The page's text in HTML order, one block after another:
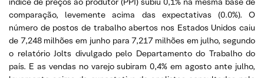
comparação, levemente acima das expectativas (0.0%). O
número de postos de trabalho abertos nos Estados Unidos caiu
de 7,248 milhões em junho para 7,217 milhões em julho, segundo
o relatório Jolts divulgado pelo Departamento do Trabalho do
país. E as vendas no varejo subiram 0,4% em agosto ante julho,